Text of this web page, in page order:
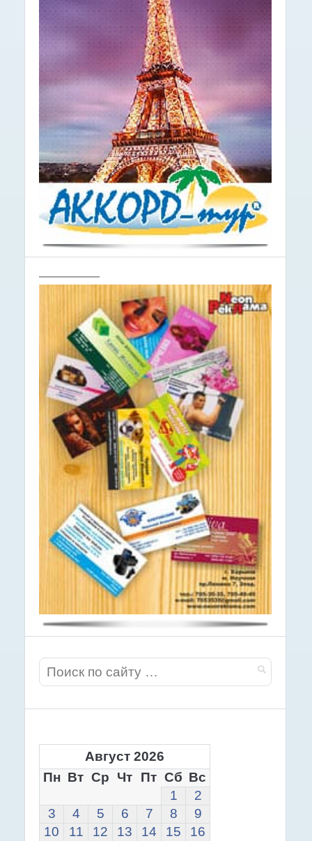
Август 2026
Пн Вт Ср Чт Пт Сб Вс
1
2
3
4 5 6 7 8
9
10
11 12 13 14 15
16